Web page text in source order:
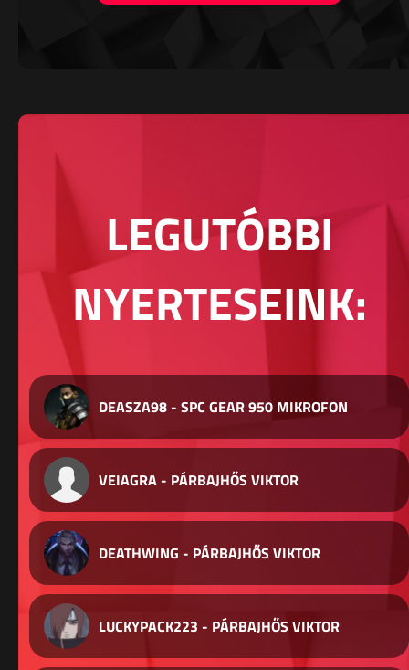
LEGUTÓBBI
NYERTESEINK:
DEASZA98 - SPC GEAR 950 MIKROFON
VEIAGRA - PÁRBAJHŐS VIKTOR
DEATHWING - PÁRBAJHŐS VIKTOR
LUCKYPACK223 - PÁRBAJHŐS VIKTOR